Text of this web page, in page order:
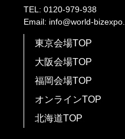
TEL: 0120-979-938
Email: info@world-
東京会場TOP
大阪会場TOP
福岡会場TOP
オンラインTOP
北海道TOP